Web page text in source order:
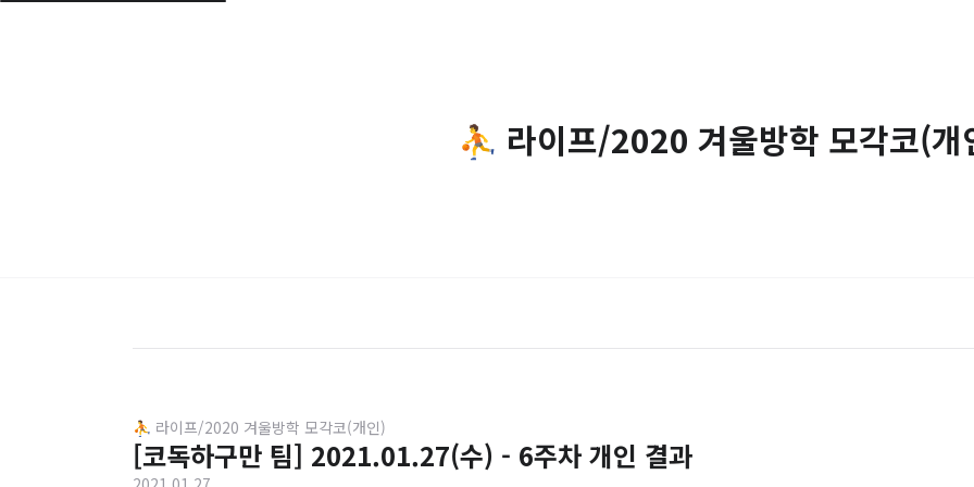
⛹️ 라이프/2020 겨울방학 모각코(개
⛹️ 라이프/2020 겨울방학 모각코(개인)
[코독하구만 팀] 2021.01.27(수) - 6주차 개인 결과